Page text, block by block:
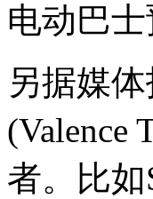
电动巴
另据媒
(Valence
者。比如